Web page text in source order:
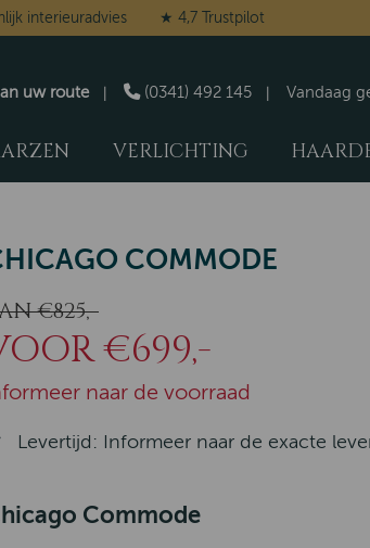
interieuradvies ★ 4,7 Trustpilot
Vandaag
(0341) 492 145
uw route
VERLICHTING
COMMODE
€825,-
€699,-
naar de voorraad
Levertijd: Informeer naar de exacte
Commode